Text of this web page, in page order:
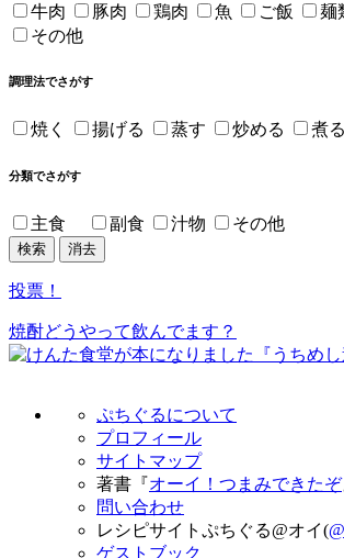
牛肉 豚肉 鶏肉 魚 ご飯
麺
その他
調理法でさがす
焼く 揚げる 蒸す 炒める 煮る
分類でさがす
主食 副食 汁物 その他
投票！
焼酎どうやって飲んでます？
ぷちぐるについて
プロフィール
サイトマップ
著書『オーイ！つまみできたぞ
問い合わせ
レシピサイトぷちぐる@オイ(
ゲストブック